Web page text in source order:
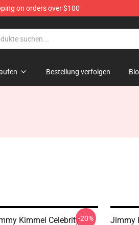
on orders over $100
Bestellung verfolgen
Kimmel Celebrity-20%
Jimmy